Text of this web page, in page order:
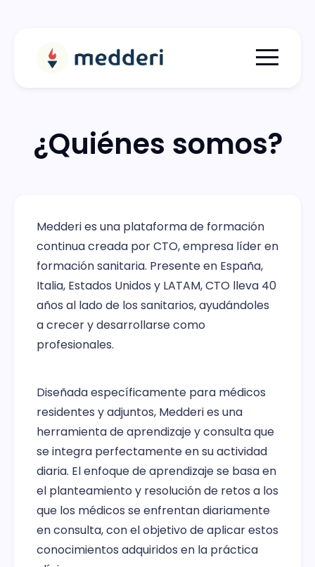
Menu
¿Quiénes somos?
Medderi es una plataforma de formación
continua creada por CTO, empresa líder en
formación sanitaria. Presente en España,
Italia, Estados Unidos y LATAM, CTO lleva 40
años al lado de los sanitarios, ayudándoles
a crecer y desarrollarse como
profesionales.
Diseñada específicamente para médicos
residentes y adjuntos, Medderi es una
herramienta de aprendizaje y consulta que
se integra perfectamente en su actividad
diaria. El enfoque de aprendizaje se basa en
el planteamiento y resolución de retos a los
que los médicos se enfrentan diariamente
en consulta, con el objetivo de aplicar estos
conocimientos adquiridos en la práctica